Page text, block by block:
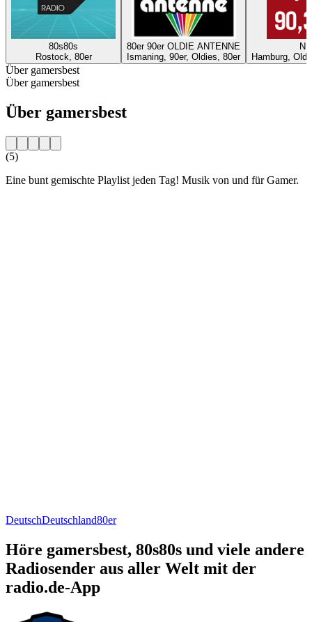
80s80s
Rostock, 80er
80er 90er OLDIE ANTENNE
Ismaning, 90er, Oldies, 80er
Hamburg,
Über gamersbest
Über gamersbest
Über gamersbest
(5)
Eine bunt gemischte Playlist jeden Tag! Musik von und für Gamer.
DeutschDeutschland80er
Höre gamersbest, 80s80s und viele andere
Radiosender aus aller Welt mit der
radio.de-App